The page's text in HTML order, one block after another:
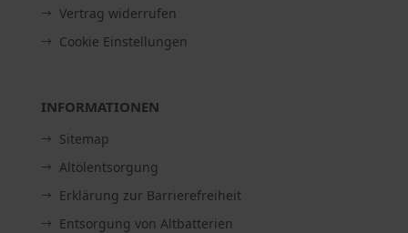
Vertrag widerrufen
Cookie Einstellungen
INFORMATIONEN
Sitemap
Altölentsorgung
Erklärung zur Barrierefreiheit
Entsorgung von Altbatterien